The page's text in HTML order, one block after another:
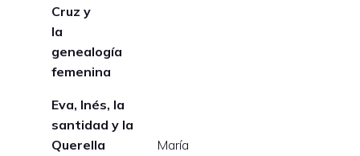
Cruz y
la
genealogía
femenina
Eva, Inés, la
santidad y la
Querella
María